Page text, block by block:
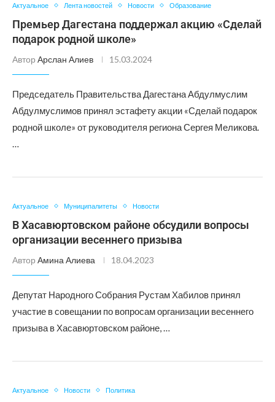
Актуальное Лента новостей Новости Образование
Премьер Дагестана поддержал акцию «Сделай
подарок родной школе»
Автор Арслан Алиев 15.03.2024
Председатель Правительства Дагестана Абдулмуслим
Абдулмуслимов принял эстафету акции «Сделай подарок
родной школе» от руководителя региона Сергея Меликова.
…
Актуальное Муниципалитеты Новости
В Хасавюртовском районе обсудили вопросы
организации весеннего призыва
Автор Амина Алиева 18.04.2023
Депутат Народного Собрания Рустам Хабилов принял
участие в совещании по вопросам организации весеннего
призыва в Хасавюртовском районе, …
Актуальное Новости Политика